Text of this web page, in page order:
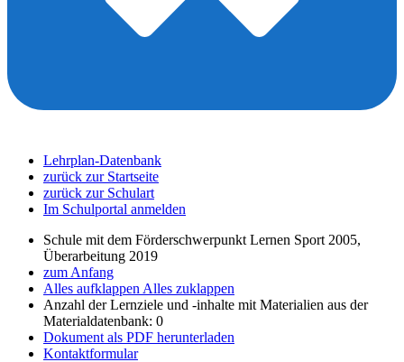
Lehrplan-Datenbank
zurück zur Startseite
zurück zur Schulart
Im Schulportal anmelden
Schule mit dem Förderschwerpunkt Lernen Sport 2005,
Überarbeitung 2019
zum Anfang
Alles aufklappen Alles zuklappen
Anzahl der Lernziele und -inhalte mit Materialien aus der
Materialdatenbank: 0
Dokument als PDF herunterladen
Kontaktformular